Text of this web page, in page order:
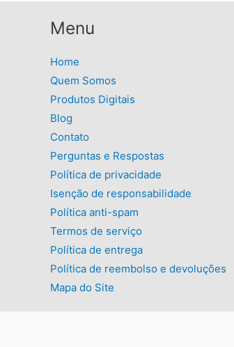
Menu
Home
Quem Somos
Produtos Digitais
Blog
Contato
Perguntas e Respostas
Política de privacidade
Isenção de responsabilidade
Política anti-spam
Termos de serviço
Política de entrega
Política de reembolso e devoluções
Mapa do Site